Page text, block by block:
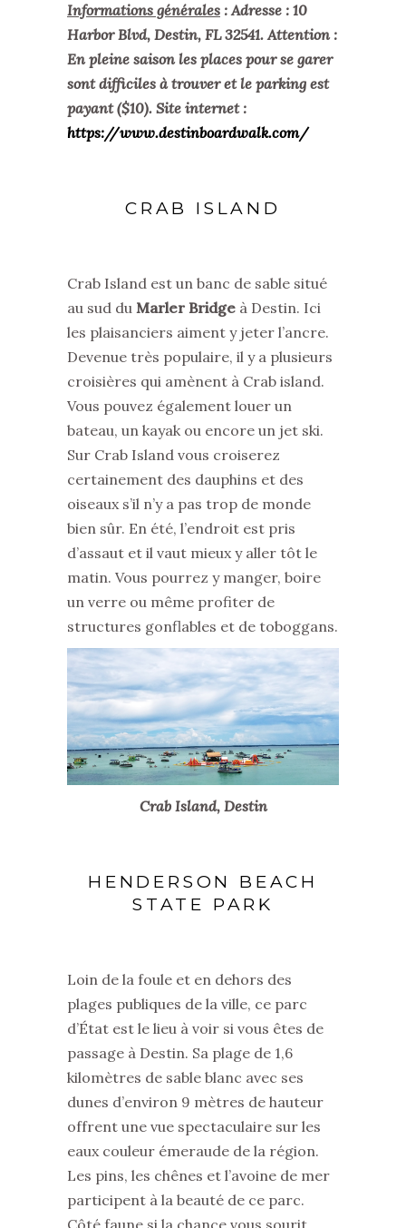
Informations générales : Adresse : 10
Harbor Blvd, Destin, FL 32541. Attention :
En pleine saison les places pour se garer
sont difficiles à trouver et le parking est
payant ($10). Site internet :
https://www.destinboardwalk.com/
CRAB ISLAND
Crab Island est un banc de sable situé
au sud du Marler Bridge à Destin. Ici
les plaisanciers aiment y jeter l’ancre.
Devenue très populaire, il y a plusieurs
croisières qui amènent à Crab island.
Vous pouvez également louer un
bateau, un kayak ou encore un jet ski.
Sur Crab Island vous croiserez
certainement des dauphins et des
oiseaux s’il n’y a pas trop de monde
bien sûr. En été, l’endroit est pris
d’assaut et il vaut mieux y aller tôt le
matin. Vous pourrez y manger, boire
un verre ou même profiter de
structures gonflables et de toboggans.
Crab Island, Destin
HENDERSON BEACH
STATE PARK
Loin de la foule et en dehors des
plages publiques de la ville, ce parc
d’État est le lieu à voir si vous êtes de
passage à Destin. Sa plage de 1,6
kilomètres de sable blanc avec ses
dunes d’environ 9 mètres de hauteur
offrent une vue spectaculaire sur les
eaux couleur émeraude de la région.
Les pins, les chênes et l’avoine de mer
participent à la beauté de ce parc.
Côté faune si la chance vous sourit,